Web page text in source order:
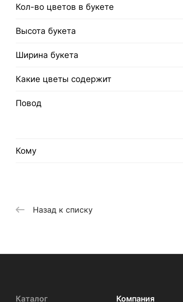
Кол-во цветов в букете
Высота букета
Ширина букета
Какие цветы содержит
Повод
Кому
Назад к списку
Каталог Компания